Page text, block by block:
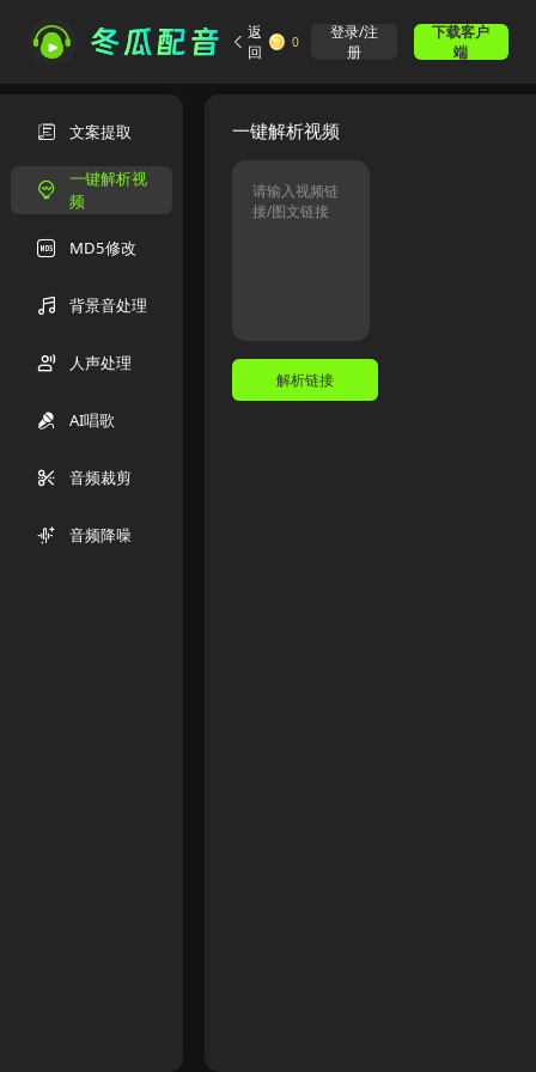
返
回
0
登录/注
册
下载客户
端
文案提取
一键解析视
频
MD5修改
背景音处理
人声处理
AI唱歌
音频裁剪
音频降噪
一键解析视频
解析链接